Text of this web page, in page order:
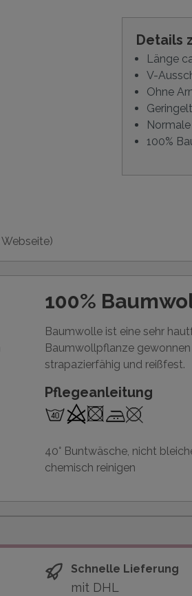
Details
Länge
V-
Ohne
100%
100%
Baumwolle ist eine sehr
Baumwollpflanze
strapazierfähig und reißfest.
Pflegeanleitung
40° Buntwäsche, nicht
chemisch reinigen
Schnelle Lieferung
mit DHL